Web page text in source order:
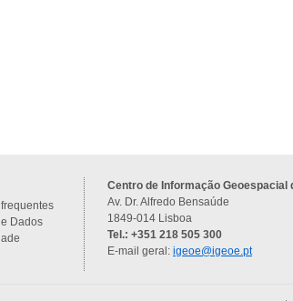
Dados
Centro de Informação Geoespacial
Av. Dr. Alfredo Bensaúde
1849-014 Lisboa
Tel.: +351 218 505 300
E-mail geral: igeoe@igeoe.pt